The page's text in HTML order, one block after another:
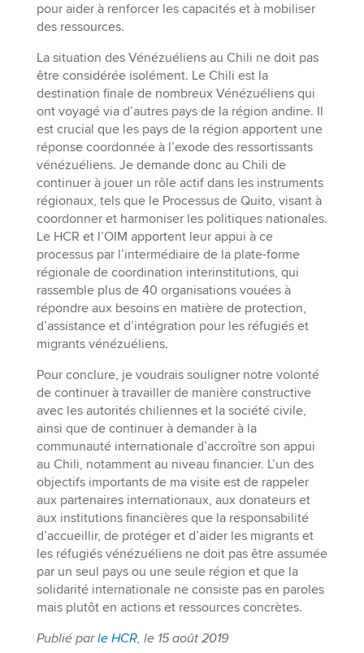
pour aider à renforcer les capacités et à mobiliser
des ressources.
La situation des Vénézuéliens au Chili ne doit pas
être considérée isolément. Le Chili est la
destination finale de nombreux Vénézuéliens qui
ont voyagé via d’autres pays de la région andine. Il
est crucial que les pays de la région apportent une
réponse coordonnée à l’exode des ressortissants
vénézuéliens. Je demande donc au Chili de
continuer à jouer un rôle actif dans les instruments
régionaux, tels que le Processus de Quito, visant à
coordonner et harmoniser les politiques nationales.
Le HCR et l’OIM apportent leur appui à ce
processus par l’intermédiaire de la plate-forme
régionale de coordination interinstitutions, qui
rassemble plus de 40 organisations vouées à
répondre aux besoins en matière de protection,
d’assistance et d’intégration pour les réfugiés et
migrants vénézuéliens.
Pour conclure, je voudrais souligner notre volonté
de continuer à travailler de manière constructive
avec les autorités chiliennes et la société civile,
ainsi que de continuer à demander à la
communauté internationale d’accroître son appui
au Chili, notamment au niveau financier. L’un des
objectifs importants de ma visite est de rappeler
aux partenaires internationaux, aux donateurs et
aux institutions financières que la responsabilité
d’accueillir, de protéger et d’aider les migrants et
les réfugiés vénézuéliens ne doit pas être assumée
par un seul pays ou une seule région et que la
solidarité internationale ne consiste pas en paroles
mais plutôt en actions et ressources concrètes.
Publié parle HCR, le 15 août 2019